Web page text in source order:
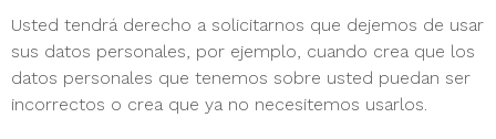
Usted tendrá derecho a solicitarnos que dejemos de usar
sus datos personales, por ejemplo, cuando crea que los
datos personales que tenemos sobre usted puedan ser
incorrectos o crea que ya no necesitemos usarlos.